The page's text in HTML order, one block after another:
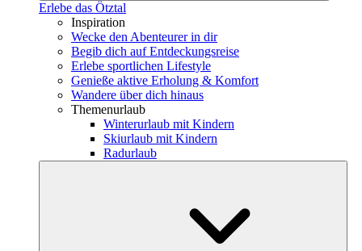
Erlebe das Ötztal
Inspiration
Wecke den Abenteurer in dir
Begib dich auf Entdeckungsreise
Erlebe sportlichen Lifestyle
Genieße aktive Erholung & Komfort
Wandere über dich hinaus
Themenurlaub
Winterurlaub mit Kindern
Skiurlaub mit Kindern
Radurlaub